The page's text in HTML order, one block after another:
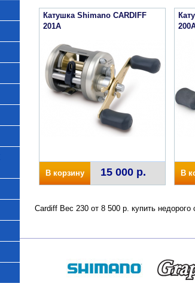
Катушка Shimano CARDIFF
201A
В корзину 15 000 р. В
Cardiff Вес 230 от 8 500 р. купить